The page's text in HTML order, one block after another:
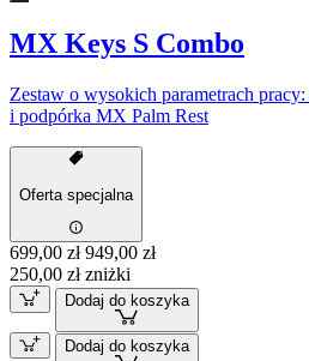
MX Keys S Combo
Zestaw o wysokich parametrach
i podpórka MX Palm Rest
Oferta specjalna
699,00 zł 949,00 zł
250,00 zł zniżki
Dodaj do koszyka
Dodaj do koszyka